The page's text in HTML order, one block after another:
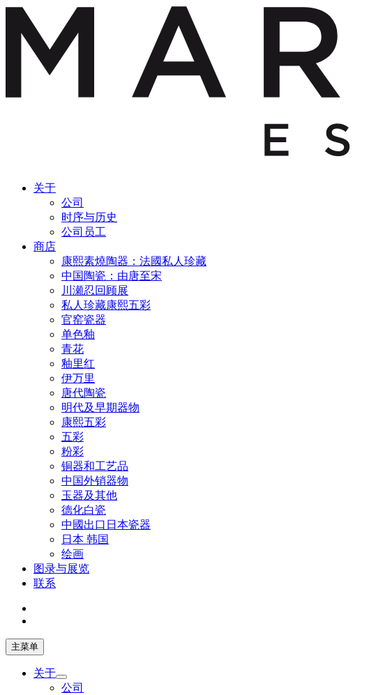
关于
公司
时序与历史
公司员工
商店
康熙素燒陶器：法國私人珍藏
中国陶瓷：由唐至宋
川瀬忍回顾展
私人珍藏康熙五彩
官窑瓷器
单色釉
青花
釉里红
伊万里
唐代陶瓷
明代及早期器物
康熙五彩
五彩
粉彩
铜器和工艺品
中国外销器物
玉器及其他
德化白瓷
中國出口日本瓷器
日本 韩国
绘画
图录与展览
联系
主菜单
关于
公司